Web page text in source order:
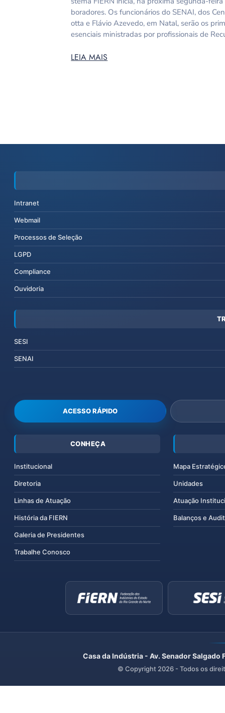
boradores. Os funcionários do SENAI, dos
otta e Flávio Azevedo, em Natal, serão os
esenciais ministradas por profissionais de
LEIA MAIS
Intranet
Webmail
Processos de Seleção
LGPD
Compliance
Ouvidoria
SESI
SENAI
ACESSO RÁPIDO
CONHEÇA
Institucional
Diretoria
Linhas de Atuação
História da FIERN
Galeria de Presidentes
Trabalhe Conosco
Mapa
Unidades
Atuação
Balanços e
Casa da Indústria - Av. Senador
© Copyright 2026 - Todos os